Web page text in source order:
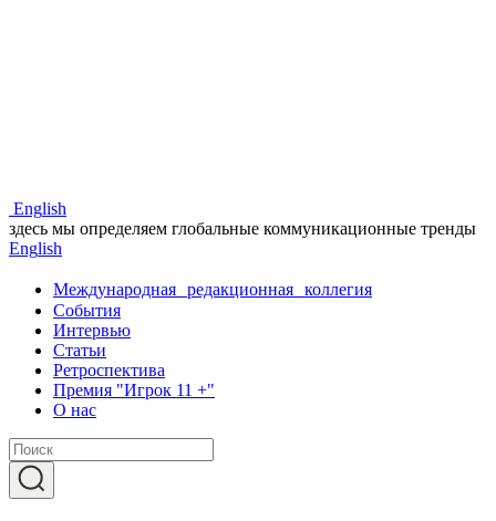
English
здесь мы определяем глобальные коммуникационные тренды
English
Международная редакционная коллегия
События
Интервью
Статьи
Ретроспектива
Премия "Игрок 11 +"
О нас